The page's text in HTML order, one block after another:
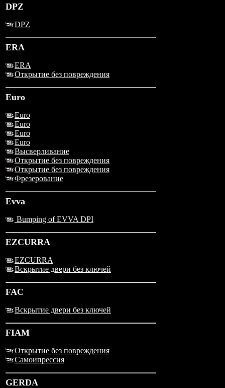
DPZ
DPZ
ERA
ERA
Открытие без повреждения
Euro
Euro
Euro
Euro
Euro
Высверливание
Открытие без повреждения
Открытие без повреждения
Фрезерование
Evva
Bumping of EVVA DPI
EZCURRA
EZCURRA
Вскрытие двери без ключей
FAC
Вскрытие двери без ключей
FIAM
Открытие без повреждения
Самоипрессия
GERDA